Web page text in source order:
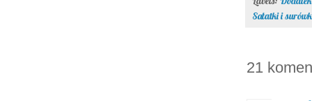
Sałatki i
21